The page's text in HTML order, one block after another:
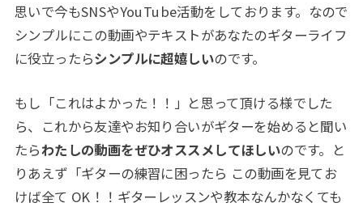
思いで今もSNSやYouTube活動をしております。なので
シンプルにこの動画やテキストがあなたのギターライフ
に役立ったらシンプルに超嬉しいのです。
もし「これはよかった！！」と思って頂ける様でした
ら、これから友達やお知り合いがギターを始めると聞い
たらわたしの動画をぜひオススメしてほしいのです。と
りあえず「ギターの練習に困ったら この動画を見てお
けば全て OK！！ギターレッスンや教本なんかなくても